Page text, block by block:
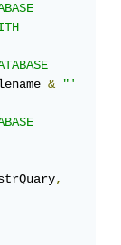
&
"'
strQuary,